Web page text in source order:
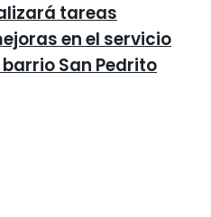
tareas
en el servicio
San Pedrito